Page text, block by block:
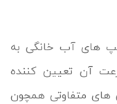
های آب خانگی به
آن تعیین کننده
متفاوتی همچون